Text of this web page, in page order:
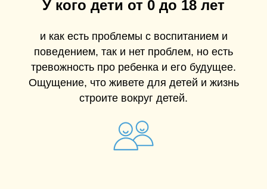
У кого дети от 0 до 18 лет
и как есть проблемы с воспитанием и
поведением, так и нет проблем, но есть
тревожность про ребенка и его будущее.
Ощущение, что живете для детей и жизнь
строите вокруг детей.